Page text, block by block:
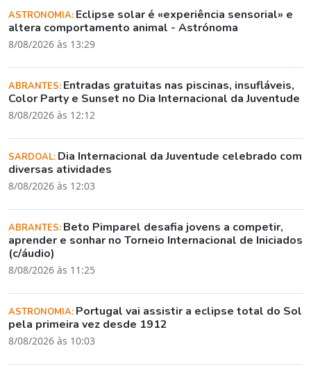
ASTRONOMIA: Eclipse solar é «experiência sensorial» e
altera comportamento animal - Astrónoma
8/08/2026 às 13:29
ABRANTES: Entradas gratuitas nas piscinas, insufláveis,
Color Party e Sunset no Dia Internacional da Juventude
8/08/2026 às 12:12
SARDOAL: Dia Internacional da Juventude celebrado com
diversas atividades
8/08/2026 às 12:03
ABRANTES: Beto Pimparel desafia jovens a competir,
aprender e sonhar no Torneio Internacional de Iniciados
(c/áudio)
8/08/2026 às 11:25
ASTRONOMIA: Portugal vai assistir a eclipse total do Sol
pela primeira vez desde 1912
8/08/2026 às 10:03